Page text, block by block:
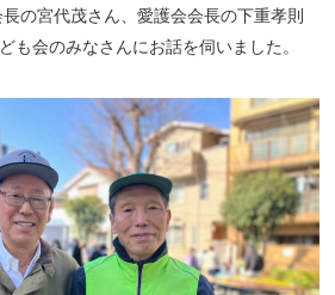
の宮代茂さん、愛護会会長の下重孝則
も会のみなさんにお話を伺いました。